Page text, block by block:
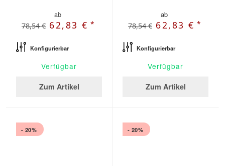
ab
78,54 € 62,83 €*
Konfigurierbar
Verfügbar
Zum Artikel
ab
78,54 € 62,83 €*
Konfigurierbar
Verfügbar
Zum Artikel
- 20% - 20%